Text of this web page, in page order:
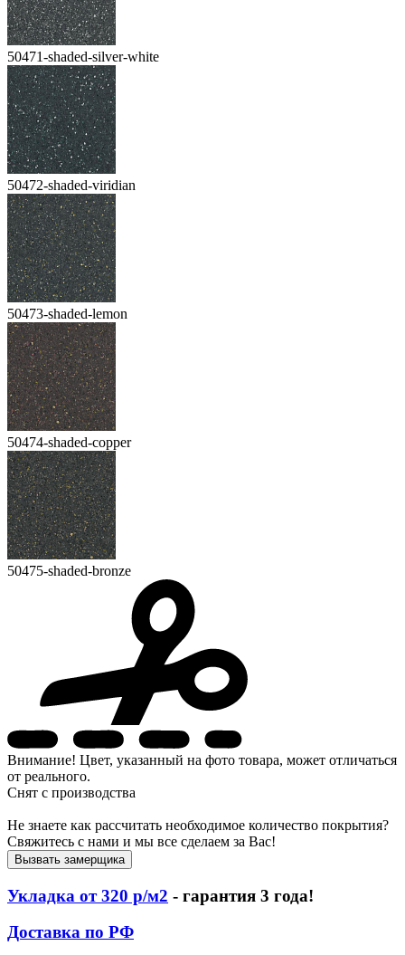
50471-shaded-silver-white
50472-shaded-viridian
50473-shaded-lemon
50474-shaded-copper
50475-shaded-bronze
Внимание! Цвет, указанный на фото товара, может отличаться
от реального.
Снят с производства
Не знаете как рассчитать необходимое количество покрытия?
Свяжитесь с нами и мы все сделаем за Вас!
Вызвать замерщика
Укладка от 320 р/м2 - гарантия 3 года!
Доставка по РФ